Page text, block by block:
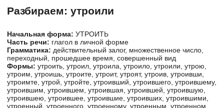
Разбираем: утроили
Начальная форма: УТРОИТЬ
Часть речи: глагол в личной форме
Грамматика: действительный залог, множественное число,
переходный, прошедшее время, совершенный вид
Формы: утроить, утроил, утроила, утроило, утроили, утрою,
утроим, утроишь, утроите, утроит, утроят, утроив, утроивши,
утроимте, утрой, утройте, утроивший, утроившего, утроившему,
утроившим, утроившем, утроившая, утроившей, утроившую,
утроившею, утроившее, утроившие, утроивших, утроившими,
утроенный, утроенного, утроенному, утроенным, утроенном,